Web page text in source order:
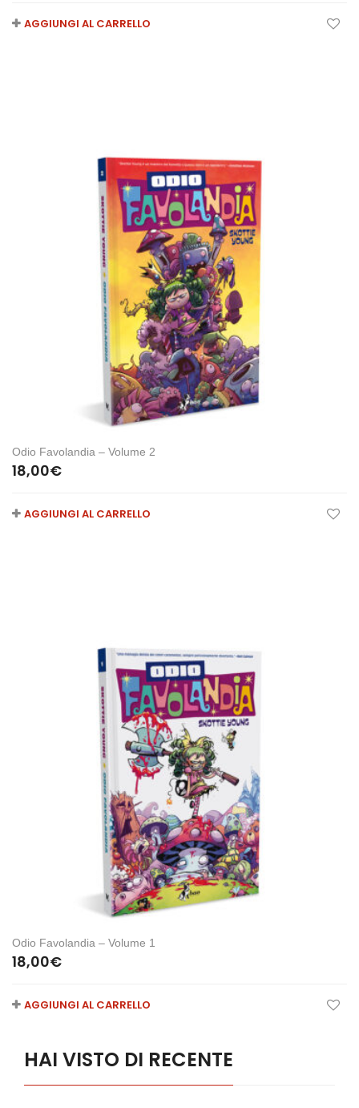
AGGIUNGI AL CARRELLO
Odio Favolandia – Volume 2
18,00€
AGGIUNGI AL CARRELLO
Odio Favolandia – Volume 1
18,00€
AGGIUNGI AL CARRELLO
HAI VISTO DI RECENTE